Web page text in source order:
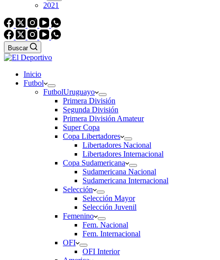
2021
Buscar
Inicio
Futbol
FutbolUruguayo
Primera División
Segunda División
Primera División Amateur
Super Copa
Copa Libertadores
Libertadores Nacional
Libertadores Internacional
Copa Sudamericana
Sudamericana Nacional
Sudamericana Internacional
Selección
Selección Mayor
Selección Juvenil
Femenino
Fem. Nacional
Fem. Internacional
OFI
OFI Interior